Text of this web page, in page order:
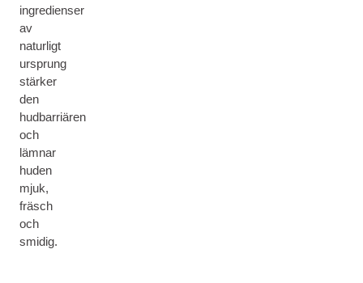
ingredienser
av
naturligt
ursprung
stärker
den
hudbarriären
och
lämnar
huden
mjuk,
fräsch
och
smidig.